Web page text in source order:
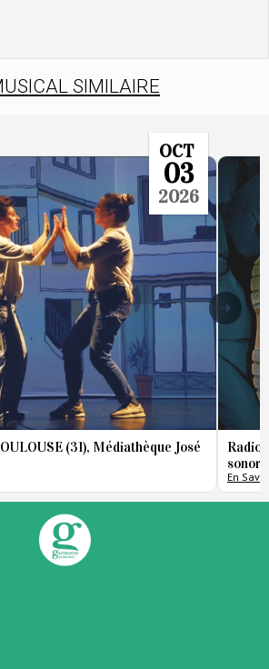
SIMILAIRE
OCT
03
2026
(31), Médiathèque José
Radio
En